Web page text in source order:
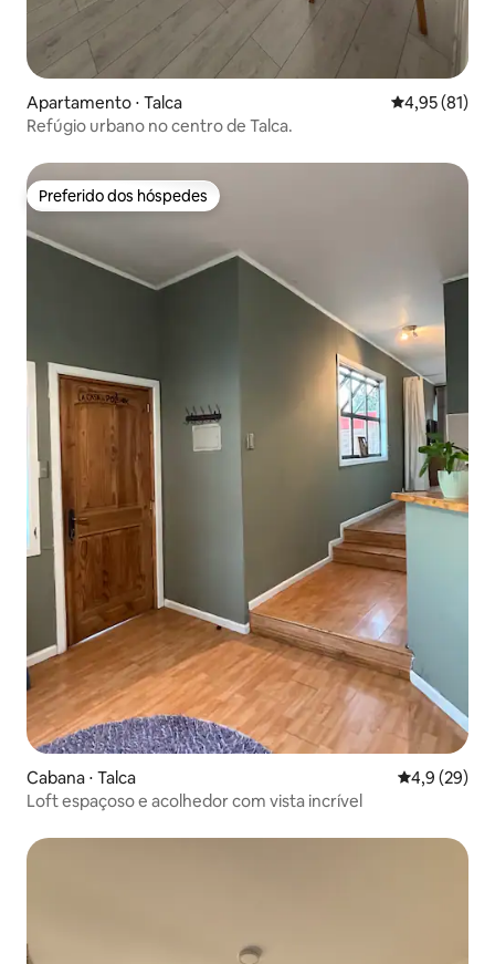
Apartamento ⋅ Talca 4,95 de uma
4,95 (81)
Refúgio urbano no centro de Talca.
Preferido dos hóspedes
Preferido dos hóspedes
Cabana ⋅ Talca 4,9 de uma
4,9 (29)
Loft espaçoso e acolhedor com vista incrível